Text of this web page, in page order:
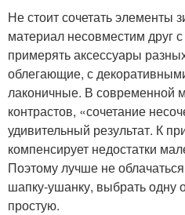
Не стоит сочетать элементы
материал несовместим друг
примерять аксессуары
облегающие, с
лаконичные. В современной
контрастов, «сочетание
удивительный результат. К
компенсирует недостатки
Поэтому лучше не
шапку-ушанку, выбрать
простую.